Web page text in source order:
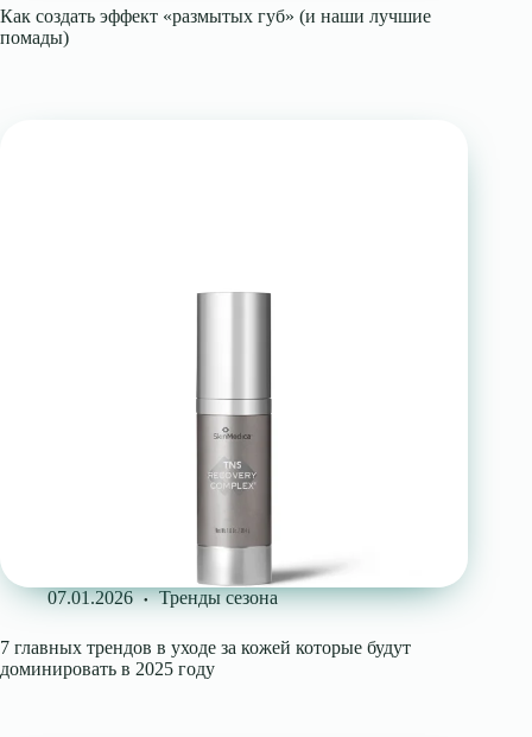
Как создать эффект «размытых губ» (и наши лучшие
помады)
07.01.2026 Тренды сезона
7 главных трендов в уходе за кожей которые будут
доминировать в 2025 году